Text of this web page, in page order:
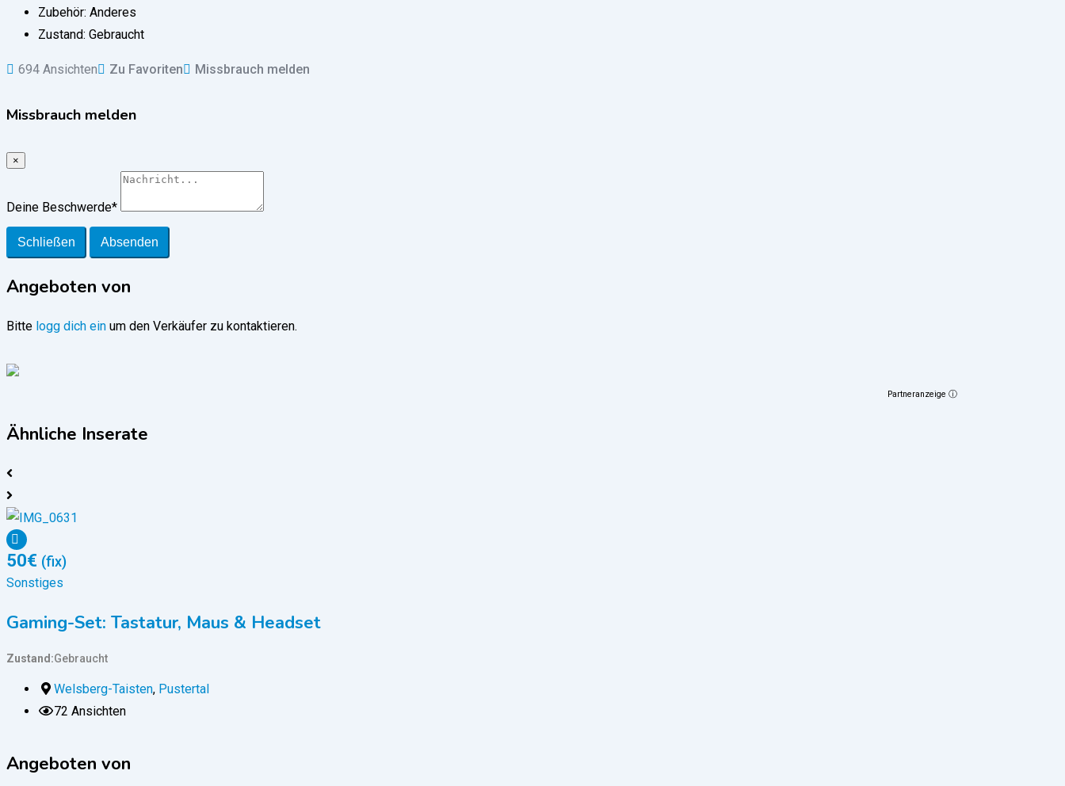
Zubehör: Anderes
Zustand: Gebraucht
694 Ansichten Zu Favoriten Missbrauch melden
Missbrauch melden
×
Deine Beschwerde*
Schließen Absenden
Angeboten von
Bitte logg dich ein um den Verkäufer zu kontaktieren.
Partneranzeige ⓘ
Ähnliche Inserate
50€ (fix)
Sonstiges
Gaming-Set: Tastatur, Maus & Headset
Zustand Gebraucht
Welsberg-Taisten, Pustertal
72 Ansichten
Angeboten von